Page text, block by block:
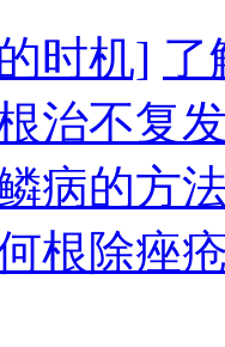
时机] 了
治不复
病的方
根除痤